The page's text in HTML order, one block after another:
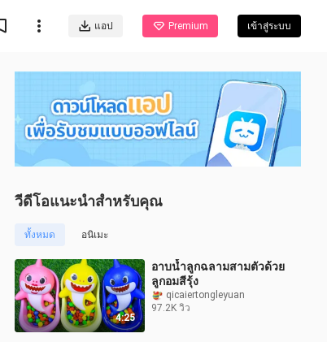
แอป Premium เข้าสู่ระบบ
วีดีโอแนะนำสำหรับคุณ
ทั้งหมด อนิเมะ
4:25
อาบน้ำลูกฉลามสามตัวด้วย
ลูกอมสีรุ้ง
qicaiertongleyuan
97.2K วิว